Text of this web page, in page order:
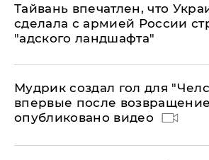
Тайвань впечатлен, что
сделала с армией России
"адского ландшафта"
Мудрик создал гол для
впервые после
опубликовано видео